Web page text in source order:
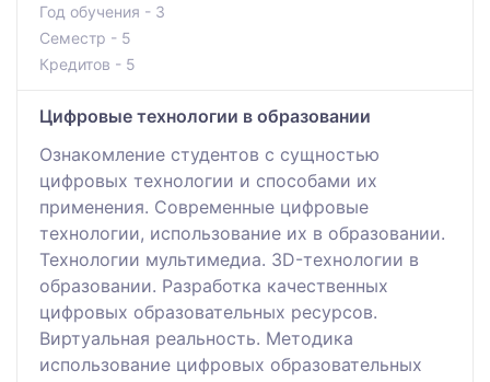
Год обучения - 3
Семестр - 5
Кредитов - 5
Цифровые технологии в образовании
Ознакомление студентов с сущностью
цифровых технологии и способами их
применения. Современные цифровые
технологии, использование их в образовании.
Технологии мультимедиа. 3D-технологии в
образовании. Разработка качественных
цифровых образовательных ресурсов.
Виртуальная реальность. Методика
использование цифровых образовательных